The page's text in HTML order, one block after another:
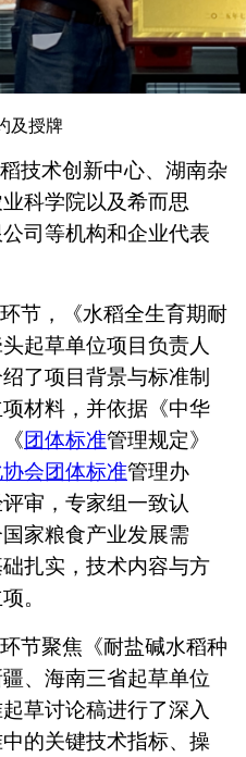
及授牌
技术创新中心、湖南杂
科学院以及希而思
司等机构和企业代表
节，《水稻全生育期耐
起草单位项目负责人
了项目背景与标准制
材料，并依据《中华
团体标准管理规定》
会团体标准管理办
审，专家组一致认
家粮食产业发展需
扎实，技术内容与方
。
节聚焦《耐盐碱水稻种
、海南三省起草单位
草讨论稿进行了深入
的关键技术指标、操